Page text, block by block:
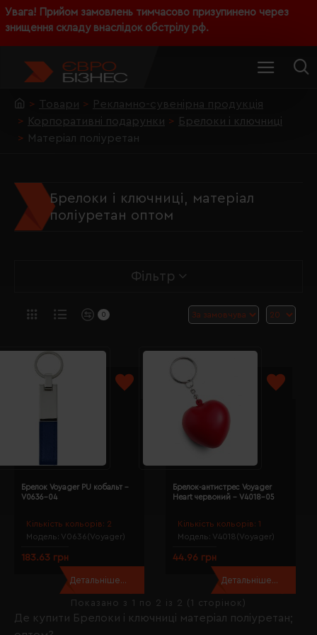
Увага! Прийом замовлень тимчасово призупинено через
знищення складу внаслідок обстрілу рф.
Товари
Рекламно-сувенірна продукція
Корпоративні подарунки
Брелоки і ключниці
Матеріал поліуретан
Брелоки і ключниці, матеріал
поліуретан оптом
Де купити Брелоки і ключниці матеріал поліуретан;
Фільтр
0
Кількість кольорів: 2
Модель: V0636(Voyager)
Брелок Voyager PU кобальт -
V0636-04
183.63 грн
Детальніше...
Кількість кольорів: 1
Модель: V4018(Voyager)
Брелок-антистрес Voyager
Heart червоний - V4018-05
44.96 грн
Детальніше...
Показано з 1 по 2 із 2 (1 сторінок)